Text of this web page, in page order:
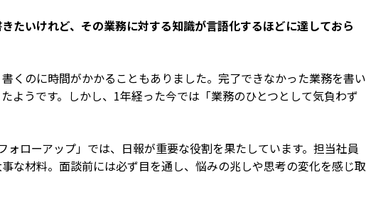
たいけれど、その業務に対する知識が言語化するほどに達しておら
くのに時間がかかることもありました。完了できなかった業務を書い
ようです。しかし、1年経った今では「業務のひとつとして気負わず
ローアップ」では、日報が重要な役割を果たしています。担当社員
な材料。面談前には必ず目を通し、悩みの兆しや思考の変化を感じ取